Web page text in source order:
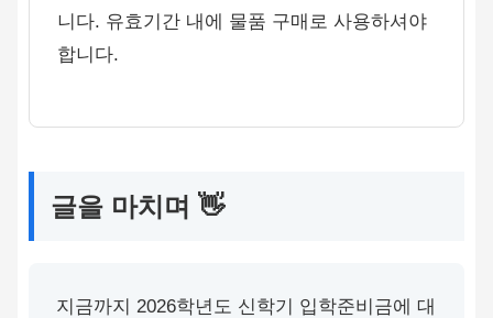
니다. 유효기간 내에 물품 구매로 사용하셔야
합니다.
글을 마치며 👋
지금까지 2026학년도 신학기 입학준비금에 대